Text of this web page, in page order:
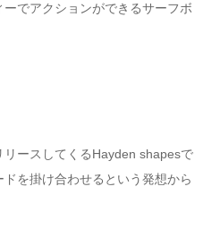
でアクションができるサーフボ
ースしてくるHayden shapesで
を掛け合わせるという発想から